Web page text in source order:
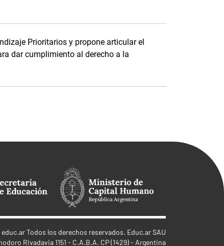
Prioritarios y propone articular el
dar cumplimiento al derecho a la
educ.arTodos los derechos reservados. Educ.ar SAU
Rivadavia 1151 - C.A.B.A. CP (1429) - Argentina